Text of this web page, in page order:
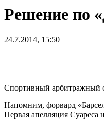
Решение по
24.7.2014, 15:50
Спортивный арбитражный
Напомним, форвард
Первая апелляция